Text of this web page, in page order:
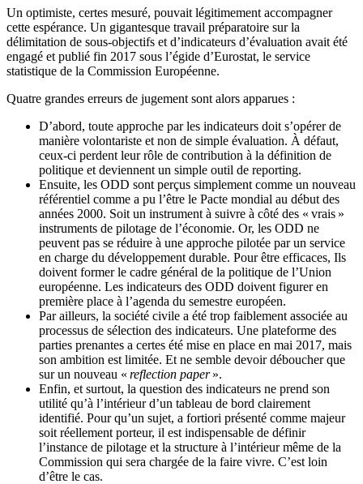
Un optimiste, certes mesuré, pouvait légitimement accompagner
cette espérance. Un gigantesque travail préparatoire sur la
délimitation de sous-objectifs et d’indicateurs d’évaluation avait été
engagé et publié fin 2017 sous l’égide d’Eurostat, le service
statistique de la Commission Européenne.
Quatre grandes erreurs de jugement sont alors apparues :
D’abord, toute approche par les indicateurs doit s’opérer de
manière volontariste et non de simple évaluation. À défaut,
ceux-ci perdent leur rôle de contribution à la définition de
politique et deviennent un simple outil de reporting.
Ensuite, les ODD sont perçus simplement comme un nouveau
référentiel comme a pu l’être le Pacte mondial au début des
années 2000. Soit un instrument à suivre à côté des « vrais »
instruments de pilotage de l’économie. Or, les ODD ne
peuvent pas se réduire à une approche pilotée par un service
en charge du développement durable. Pour être efficaces, Ils
doivent former le cadre général de la politique de l’Union
européenne. Les indicateurs des ODD doivent figurer en
première place à l’agenda du semestre européen.
Par ailleurs, la société civile a été trop faiblement associée au
processus de sélection des indicateurs. Une plateforme des
parties prenantes a certes été mise en place en mai 2017, mais
son ambition est limitée. Et ne semble devoir déboucher que
sur un nouveau « reflection paper».
Enfin, et surtout, la question des indicateurs ne prend son
utilité qu’à l’intérieur d’un tableau de bord clairement
identifié. Pour qu’un sujet, a fortiori présenté comme majeur
soit réellement porteur, il est indispensable de définir
l’instance de pilotage et la structure à l’intérieur même de la
Commission qui sera chargée de la faire vivre. C’est loin
d’être le cas.